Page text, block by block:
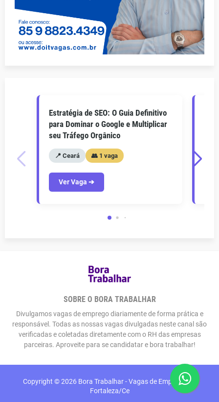
Estratégia de SEO: O Guia Definitivo
para Dominar o Google e Multiplicar
seu Tráfego Orgânico
📍 Ceará 👥 1 vaga
Ver Vaga ➔
SOBRE O BORA TRABALHAR
Divulgamos vagas de emprego diariamente de forma prática e
responsável. Todas as nossas vagas divulgadas neste canal são
verificadas e coletadas diretamente com o RH das empresas
parceiras. Aproveite para se candidatar e bora trabalhar!
Copyright ©2026 Bora Trabalhar - Vagas de Emprego em
Fortaleza/Ce